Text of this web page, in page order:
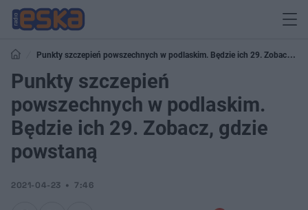
Punkty szczepień powszechnych w podlaskim. Będzie ich 29. Zobacz,
gdzie powstaną
Punkty szczepień
powszechnych w podlaskim.
Będzie ich 29. Zobacz, gdzie
powstaną
2021-04-23 7:46